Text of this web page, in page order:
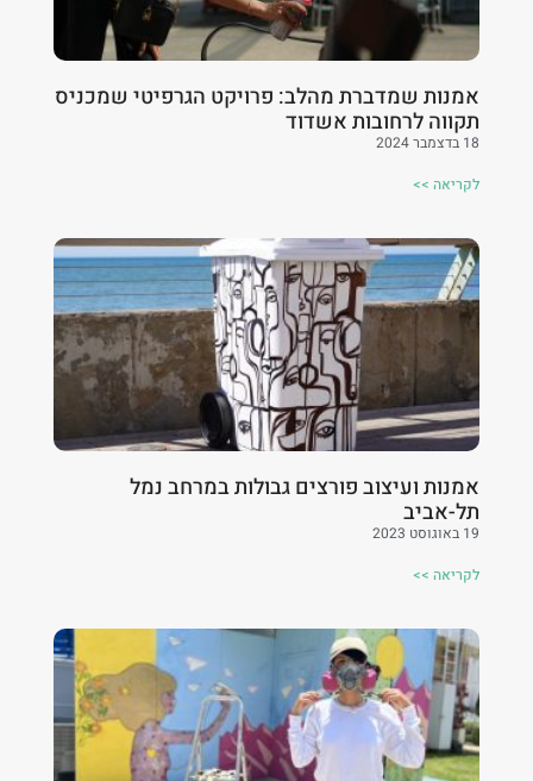
אמנות שמדברת מהלב: פרויקט הגרפיטי שמכניס
תקווה לרחובות אשדוד
18 בדצמבר 2024
לקריאה >>
אמנות ועיצוב פורצים גבולות במרחב נמל
תל-אביב
19 באוגוסט 2023
לקריאה >>